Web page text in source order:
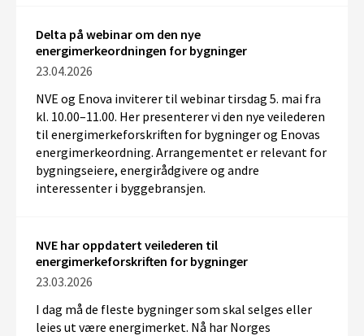
Delta på webinar om den nye
energimerkeordningen for bygninger
23.04.2026
NVE og Enova inviterer til webinar tirsdag 5. mai fra
kl. 10.00–11.00. Her presenterer vi den nye veilederen
til energimerkeforskriften for bygninger og Enovas
energimerkeordning. Arrangementet er relevant for
bygningseiere, energirådgivere og andre
interessenter i byggebransjen.
NVE har oppdatert veilederen til
energimerkeforskriften for bygninger
23.03.2026
I dag må de fleste bygninger som skal selges eller
leies ut være energimerket. Nå har Norges